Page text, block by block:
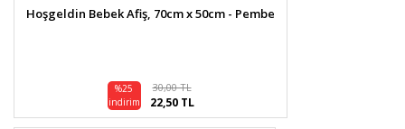
Gönder
Hoşgeldin Bebek Afiş, 70cm x 50cm - Pembe
%25
indirim
30,00 TL
22,50 TL